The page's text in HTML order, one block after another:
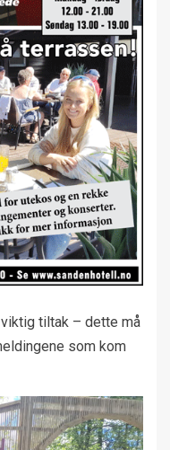
tiltak – dette må
som kom